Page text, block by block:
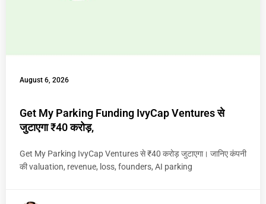
August 6, 2026
Get My Parking Funding IvyCap Ventures से
जुटाएगा ₹40 करोड़,
Get My Parking IvyCap Ventures से ₹40 करोड़ जुटाएगा। जानिए कंपनी
की valuation, revenue, loss, founders, AI parking